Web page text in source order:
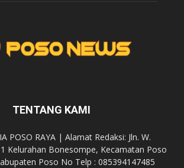
TENTANG KAMI
POSO RAYA | Alamat Redaksi: Jln. W.
Kelurahan Bonesompe, Kecamatan Poso
Poso No Telp : 085394147485